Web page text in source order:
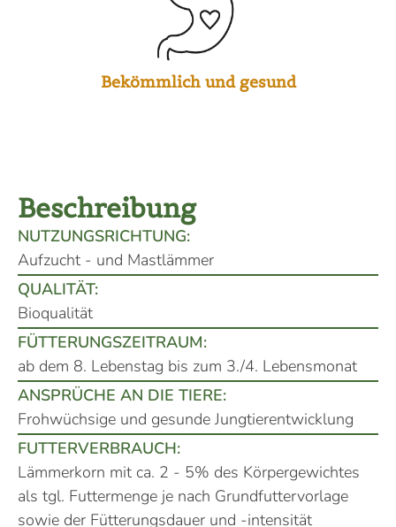
Bekömmlich und gesund
Beschreibung
NUTZUNGSRICHTUNG:
Aufzucht - und Mastlämmer
QUALITÄT:
Bioqualität
FÜTTERUNGSZEITRAUM:
ab dem 8. Lebenstag bis zum 3./4. Lebensmonat
ANSPRÜCHE AN DIE TIERE:
Frohwüchsige und gesunde Jungtierentwicklung
FUTTERVERBRAUCH:
Lämmerkorn mit ca. 2 - 5% des Körpergewichtes
als tgl. Futtermenge je nach Grundfuttervorlage
sowie der Fütterungsdauer und -intensität